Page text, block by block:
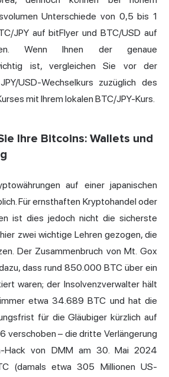
Unterschiede von 0,5 bis 1
JPY auf bitFlyer und BTC/USD auf
Wenn Ihnen der genaue
ist, vergleichen Sie vor der
USD-Wechselkurs zuzüglich des
mit Ihrem lokalen BTC/JPY-Kurs.
Ihre Bitcoins: Wallets und
auf einer japanischen
Für ernsthaften Kryptohandel oder
ist dies jedoch nicht die sicherste
zwei wichtige Lehren gezogen, die
Der Zusammenbruch von Mt. Gox
dass rund 850.000 BTC über ein
waren; der Insolvenzverwalter hält
etwa 34.689 BTC und hat die
für die Gläubiger kürzlich auf
verschoben – die dritte Verlängerung
Hack von DMM am 30. Mai 2024
(damals etwa 305 Millionen US-